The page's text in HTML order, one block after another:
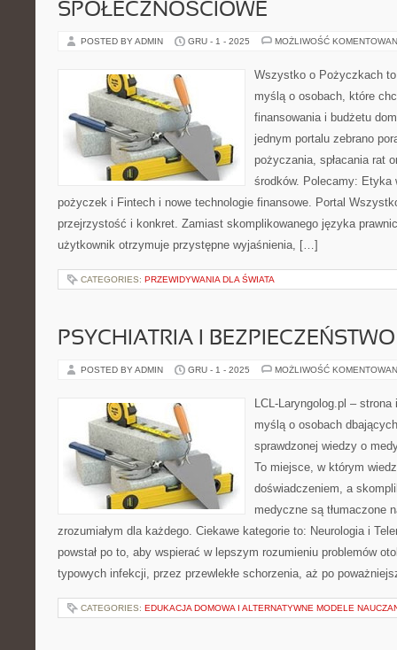
SPOŁECZNOŚCIOWE
POSTED BY ADMIN GRU - 1 - 2025 MOŻLIWOŚĆ
Wszystko o Pożyczkach
myślą o osobach, które
finansowania i budżetu
jednym portalu zebrano
pożyczania, spłacania rat
środków. Polecamy: Etyka
pożyczek i Fintech i nowe technologie finansowe. Portal
przejrzystość i konkret. Zamiast skomplikowanego języka
użytkownik otrzymuje przystępne wyjaśnienia, […]
CATEGORIES: PRZEWIDYWANIA DLA ŚWIATA
PSYCHIATRIA I
POSTED BY ADMIN GRU - 1 - 2025 MOŻLIWOŚĆ
LCL-Laryngolog.pl –
myślą o osobach
sprawdzonej wiedzy o
To miejsce, w którym
doświadczeniem, a
medyczne są tłumaczone
zrozumiałym dla każdego. Ciekawe kategorie to: Neurologia i
powstał po to, aby wspierać w lepszym rozumieniu problemów
typowych infekcji, przez przewlekłe schorzenia, aż po
CATEGORIES: EDUKACJA DOMOWA I ALTERNATYWNE MODELE